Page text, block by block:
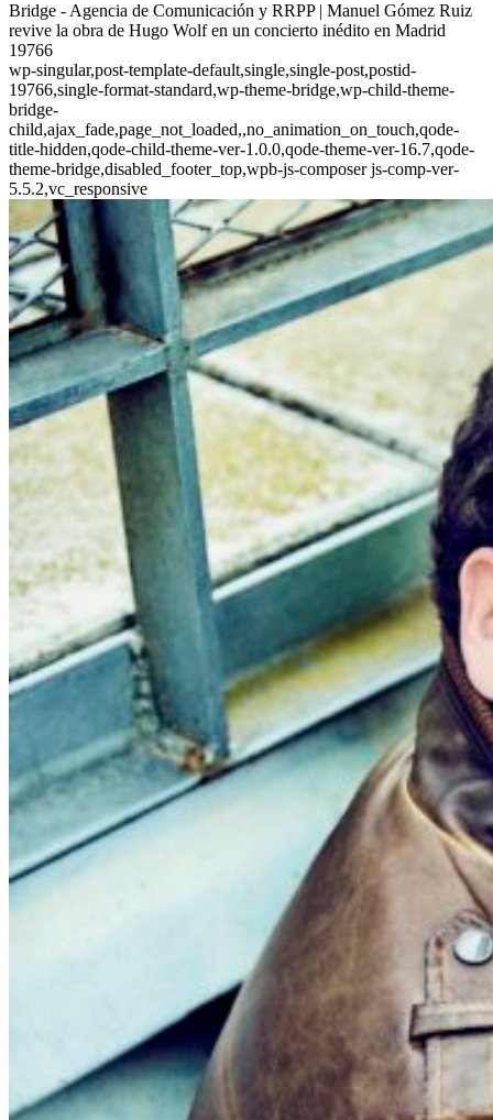
Bridge - Agencia de Comunicación y RRPP | Manuel Gómez Ruiz
revive la obra de Hugo Wolf en un concierto inédito en Madrid
19766
wp-singular,post-template-default,single,single-post,postid-
19766,single-format-standard,wp-theme-bridge,wp-child-theme-
bridge-
child,ajax_fade,page_not_loaded,,no_animation_on_touch,qode-
title-hidden,qode-child-theme-ver-1.0.0,qode-theme-ver-16.7,qode-
theme-bridge,disabled_footer_top,wpb-js-composer js-comp-ver-
5.5.2,vc_responsive